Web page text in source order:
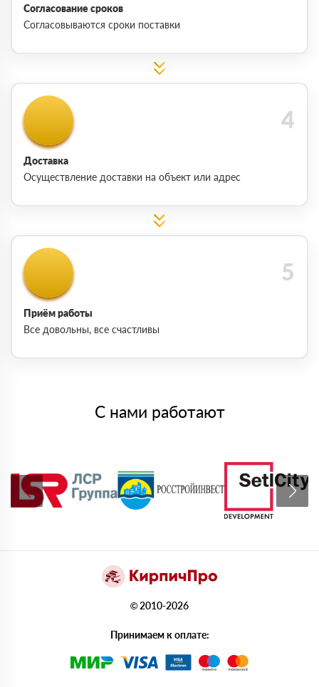
Согласование сроков
Согласовываются сроки поставки
Доставка
Осуществление доставки на объект или адрес
Приём работы
Все довольны, все счастливы
С нами работают
© 2010-2026
Принимаем к оплате: